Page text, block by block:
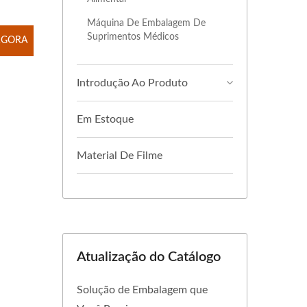
Máquina De Embalagem De
Suprimentos Médicos
Introdução Ao Produto
Em Estoque
Material De Filme
Atualização do Catálogo
Solução de Embalagem que